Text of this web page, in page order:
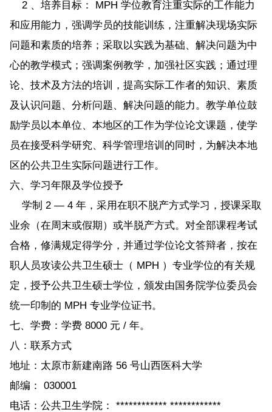
2 、培养目标： MPH 学位教育注重实际的工作能力
和应用能力，强调学员的技能训练，注重解决现场实际
问题和素质的培养；采取以实践为基础、解决问题为中
心的教学模式；强调案例教学，加强社区实践；通过理
论、技术及方法的培训，提高实际工作者的知识、素质
及认识问题、分析问题、解决问题的能力。教学单位鼓
励学员以本单位、本地区的工作为学位论文课题，使学
员在接受科学研究、科学管理培训的同时，为解决本地
区的公共卫生实际问题进行工作。
六、学习年限及学位授予
学制 2 — 4 年，采用在职不脱产方式学习，授课采取
业余（在周末或假期）或半脱产方式。对全部课程考试
合格，修满规定得学分，并通过学位论文答辩者，按在
职人员攻读公共卫生硕士（ MPH ）专业学位的有关规
定，授予公共卫生硕士学位，颁发由国务院学位委员会
统一印制的 MPH 专业学位证书。
七、学费：学费 8000 元 / 年。
八：联系方式
地址：太原市新建南路 56 号山西医科大学
邮编： 030001
电话：公共卫生学院： ************ ************